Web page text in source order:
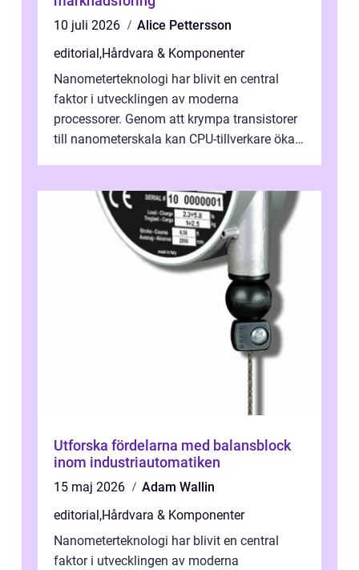
10 juli 2026
Alice Pettersson
editorial,Hårdvara & Komponenter
Nanometerteknologi har blivit en central
faktor i utvecklingen av moderna
processorer. Genom att krympa transistorer
till nanometerskala kan CPU-tillverkare öka
Utforska fördelarna med balansblock
inom industriautomatiken
15 maj 2026
Adam Wallin
editorial,Hårdvara & Komponenter
Nanometerteknologi har blivit en central
faktor i utvecklingen av moderna